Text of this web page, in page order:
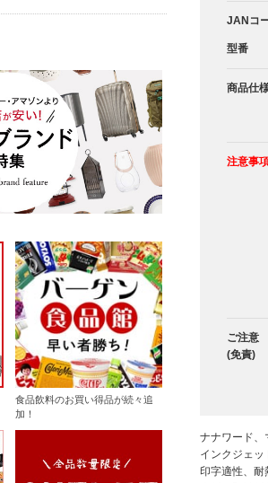
食品飲料のお買い得品が続々追
加！
JANコ
型番
商品仕
注意事
ご注意
(免責)
ナナワード、
インクジェッ
印字適性、耐